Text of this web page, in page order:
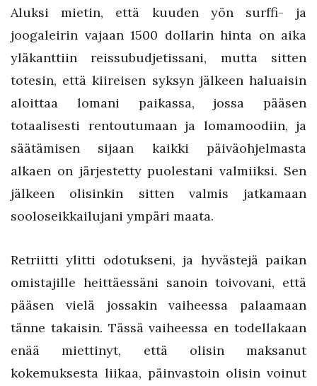
Aluksi mietin, että kuuden yön surffi- ja
joogaleirin vajaan 1500 dollarin hinta on aika
yläkanttiin reissubudjetissani, mutta sitten
totesin, että kiireisen syksyn jälkeen haluaisin
aloittaa lomani paikassa, jossa pääsen
totaalisesti rentoutumaan ja lomamoodiin, ja
säätämisen sijaan kaikki päiväohjelmasta
alkaen on järjestetty puolestani valmiiksi. Sen
jälkeen olisinkin sitten valmis jatkamaan
sooloseikkailujani ympäri maata.
Retriitti ylitti odotukseni, ja hyvästejä paikan
omistajille heittäessäni sanoin toivovani, että
pääsen vielä jossakin vaiheessa palaamaan
tänne takaisin. Tässä vaiheessa en todellakaan
enää miettinyt, että olisin maksanut
kokemuksesta liikaa, päinvastoin olisin voinut